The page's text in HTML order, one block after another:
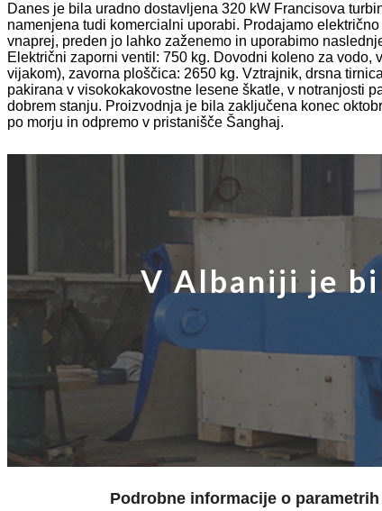
Cena hidroelektrarne Forster Kaplan turbine generatorja ...
320KW hidravlični Francisov vodni turbogenerator z ...
1200KW hidroelektrarni Peltonov turbogenerator
Danes je bila uradno dostavljena 320 kW Francisova
namenjena tudi komercialni uporabi. Prodajamo
vnaprej, preden jo lahko zaženemo in uporabimo
Električni zaporni ventil: 750 kg. Dovodni koleno za
vijakom), zavorna ploščica: 2650 kg. Vztrajnik, drsna
pakirana v visokokakovostne lesene škatle, v notranjosti
dobrem stanju. Proizvodnja je bila zaključena konec
po morju in odpremo v pristanišče Šanghaj.
V Albaniji je
Podrobne informacije o